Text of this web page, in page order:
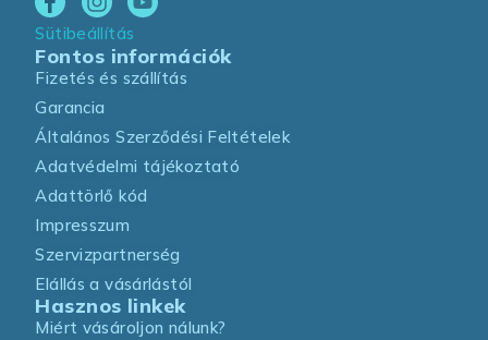
Sütibeállítás
Fontos információk
Fizetés és szállítás
Garancia
Általános Szerződési Feltételek
Adatvédelmi tájékoztató
Adattörlő kód
Impresszum
Szervizpartnerség
Elállás a vásárlástól
Hasznos linkek
Miért vásároljon nálunk?